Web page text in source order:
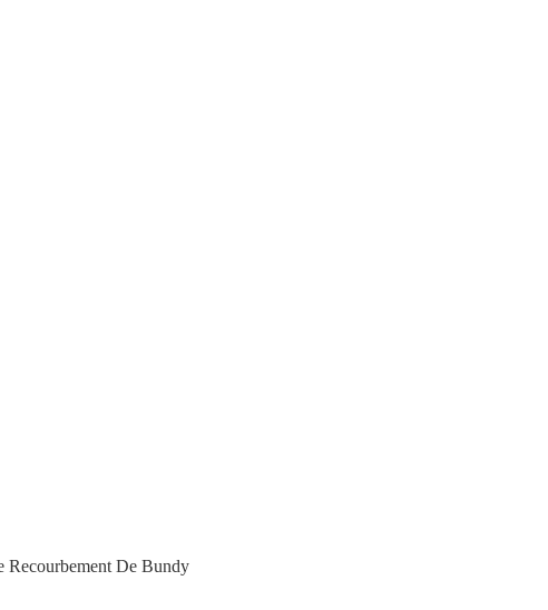
Recourbement De Bundy